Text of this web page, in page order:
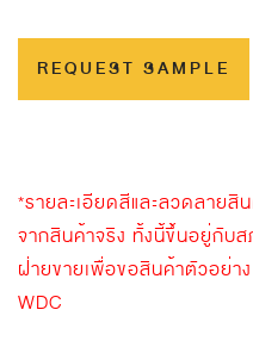
REQUEST SAMPLE
*รายละเอียดสีและลวดลายสิ
จากสินค้าจริง ทั้งนี้ขึ้นอยู่กับ
ฝ่ายขายเพื่อขอสินค้าตัวอย่า
WDC